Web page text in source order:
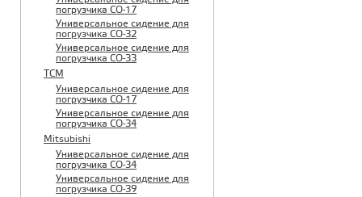
погрузчика CO-17
Универсальное сидение для
погрузчика CO-32
Универсальное сидение для
погрузчика CO-33
TCM
Универсальное сидение для
погрузчика CO-17
Универсальное сидение для
погрузчика CO-34
Mitsubishi
Универсальное сидение для
погрузчика CO-34
Универсальное сидение для
погрузчика CO-39